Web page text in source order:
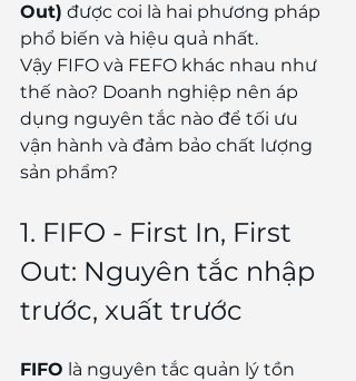
Out) được coi là hai phương pháp
phổ biến và hiệu quả nhất.
Vậy FIFO và FEFO khác nhau như
thế nào? Doanh nghiệp nên áp
dụng nguyên tắc nào để tối ưu
vận hành và đảm bảo chất lượng
sản phẩm?
1. FIFO - First In, First
Out: Nguyên tắc nhập
trước, xuất trước
FIFO là nguyên tắc quản lý tồn